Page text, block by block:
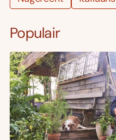
Populair